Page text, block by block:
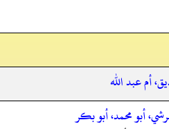
أم عبد الله
أبو محمد، أبو بكر